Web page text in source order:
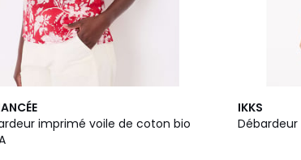
imprimé voile de coton bio
IKKS
2
Couleurs